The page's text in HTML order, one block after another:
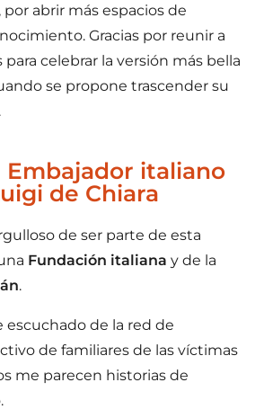
por abrir más espacios de
Gracias por reunir a
celebrar la versión más bella
se propone trascender su
Embajador italiano
de Chiara
de ser parte de esta
Fundación italiana y de la
.
escuchado de la red de
de familiares de las víctimas
me parecen historias de